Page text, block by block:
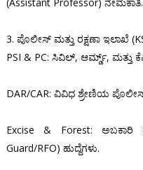
3. ಪೊಲೀಸ್ ಮತ್ತು ರಕ್ಷಣಾ ಇಲಾಖೆ
PSI & PC: ಸಿವಿಲ್, ಆರ್ಮ್ಡ್, ಮತ್ತು
DAR/CAR: ವಿವಿಧ ಶ್ರೇಣಿಯ ಪೊಲೀಸ್
Excise & Forest: ಅಬಕಾರಿ
Guard/RFO) ಹುದ್ದೆಗಳು.